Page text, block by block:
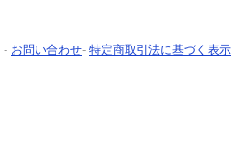
- お問い合わせ- 特定商取引法に基づく表示